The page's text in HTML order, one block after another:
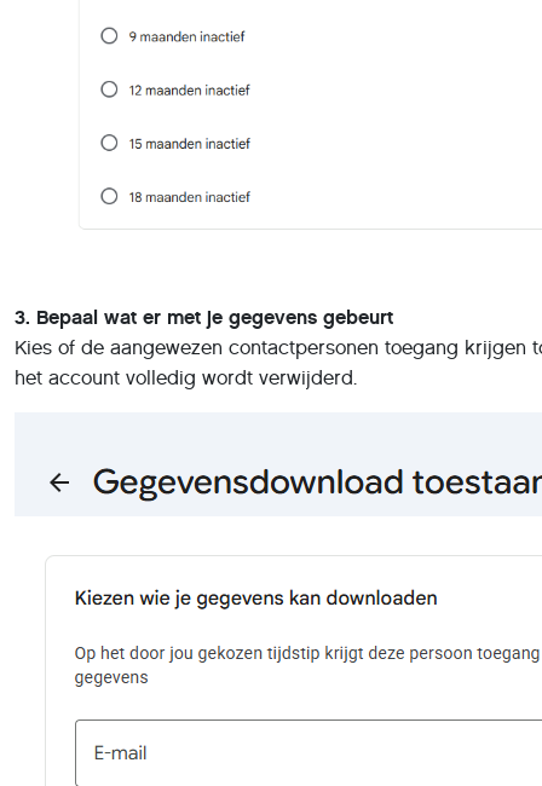
3. Bepaal wat er met je gegevens gebeurt
Kies of de aangewezen contactpersonen toegang krijgen
het account volledig wordt verwijderd.